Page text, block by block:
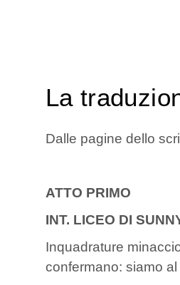
La
Dalle pagine dello
ATTO PRIMO
INT. LICEO DI
Inquadrature
confermano: siamo